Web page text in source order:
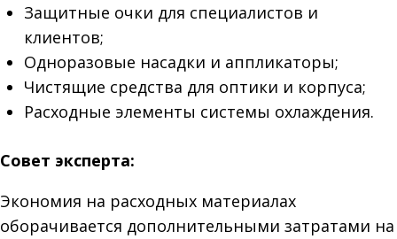
Защитные очки для специалистов и
клиентов;
Одноразовые насадки и аппликаторы;
Чистящие средства для оптики и корпуса;
Расходные элементы системы охлаждения.
Совет эксперта:
Экономия на расходных материалах
оборачивается дополнительными затратами на